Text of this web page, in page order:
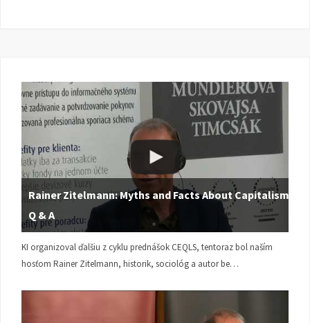
Rainer Zitelmann: Myths and Facts About Capitalism |
Q & A
KI organizoval ďalšiu z cyklu prednášok CEQLS, tentoraz bol naším
hosťom Rainer Zitelmann, historik, sociológ a autor be…